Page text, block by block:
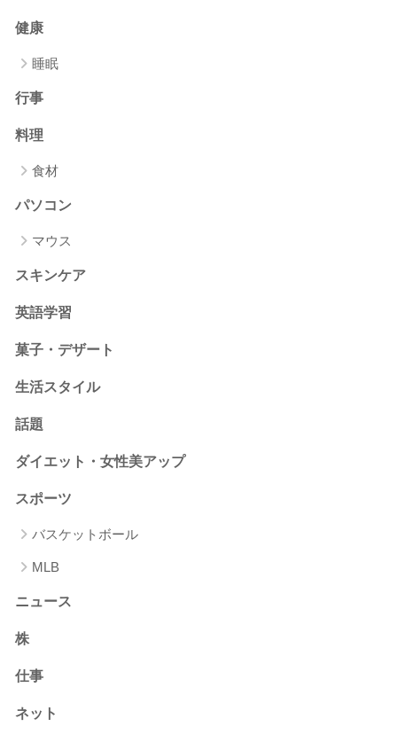
健康
睡眠
行事
料理
食材
パソコン
マウス
スキンケア
英語学習
菓子・デザート
生活スタイル
話題
ダイエット・女性美アップ
スポーツ
バスケットボール
MLB
ニュース
株
仕事
ネット